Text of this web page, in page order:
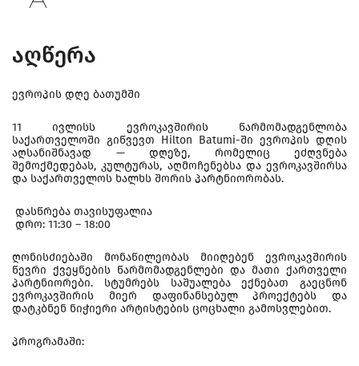
აღწერა
ევროპის დღე ბათუმში
11 ივლისს ევროკავშირის წარმომადგენლობა
საქართველოში გიწვევთ Hilton Batumi-ში ევროპის დღის
აღსანიშნავად — დღეზე, რომელიც ეძღვნება
შემოქმედებას, კულტურას, აღმოჩენებსა და ევროკავშირსა
და საქართველოს ხალხს შორის პარტნიორობას.
დასწრება თავისუფალია
დრო: 11:30 – 18:00
ღონისძიებაში მონაწილეობას მიიღებენ ევროკავშირის
წევრი ქვეყნების წარმომადგენლები და მათი ქართველი
პარტნიორები. სტუმრებს საშუალება ექნებათ გაეცნონ
ევროკავშირის მიერ დაფინანსებულ პროექტებს და
დატკბნენ ნიჭიერი არტისტების ცოცხალი გამოსვლებით.
პროგრამაში: